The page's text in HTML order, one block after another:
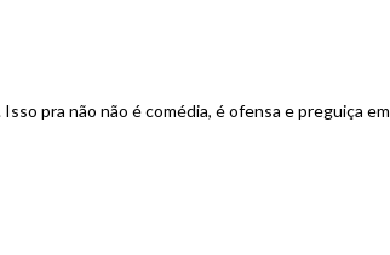
pra não não é comédia, é ofensa e preguiça em